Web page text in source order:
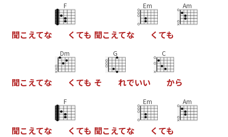
聞こえてな
F
く ても 聞こえてな
Em
く ても
Am
聞こえてな
Dm
く ても そ
G
れでいい
C
から
聞こ えてな
F
く ても 聞こ えてな
Em
く ても
Am